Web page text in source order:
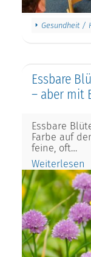
Gesundheit /
Essbare
– aber mit
Essbare
Farbe auf
feine, oft…
Weiterlesen